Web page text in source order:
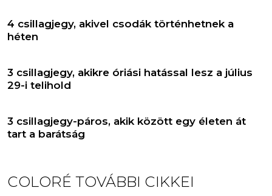
4 csillagjegy, akivel csodák történhetnek a
héten
3 csillagjegy, akikre óriási hatással lesz a július
29-i telihold
3 csillagjegy-páros, akik között egy életen át
tart a barátság
COLORÉ TOVÁBBI CIKKEI